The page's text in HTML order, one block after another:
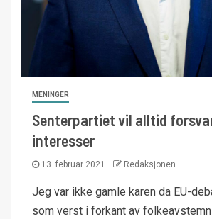
MENINGER
Senterpartiet vil alltid
interesser
13. februar 2021 Redaksjonen
Jeg var ikke gamle karen da EU-
som verst i forkant av